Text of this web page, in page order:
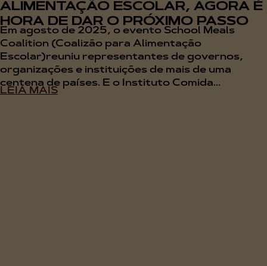
ALIMENTAÇÃO ESCOLAR, AGORA É
HORA DE DAR O PRÓXIMO PASSO
Em agosto de 2025, o evento School Meals
Coalition (Coalizão para Alimentação
Escolar)reuniu representantes de governos,
organizações e instituições de mais de uma
centena de países. E o Instituto Comida...
LEIA MAIS